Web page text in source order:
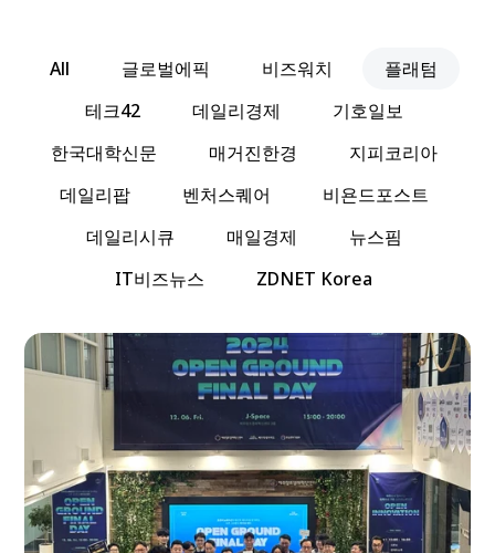
All 글로벌에픽 비즈워치
플래텀
테크42
데일리경제
기호일보
한국대학신문
매거진한경
지피코리아
데일리팝
벤처스퀘어
비욘드포스트
데일리시큐
매일경제
뉴스핌
IT비즈뉴스
ZDNET Korea